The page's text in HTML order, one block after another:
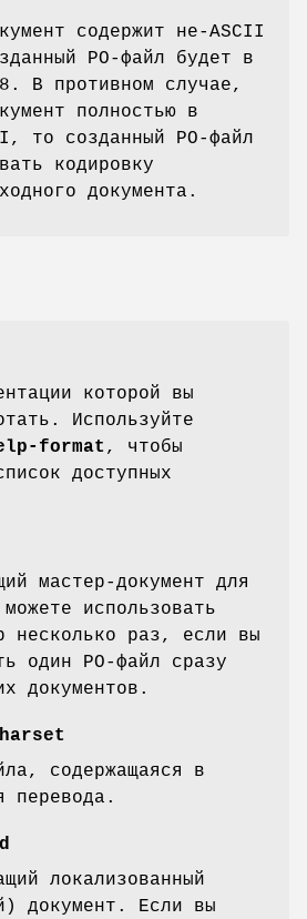
содержит не-ASCII
PO-файл будет в
В противном случае,
полностью в
то созданный PO-файл
кодировку
документа.
которой вы
Используйте
format , чтобы
доступных
мастер-документ для
использовать
несколько раз, если вы
один PO-файл сразу
документов.
содержащаяся в
перевода.
локализованный
документ. Если вы